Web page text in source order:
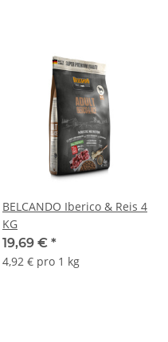
BELCANDO Iberico & Reis 4
KG
19,69 € *
4,92 € pro 1 kg